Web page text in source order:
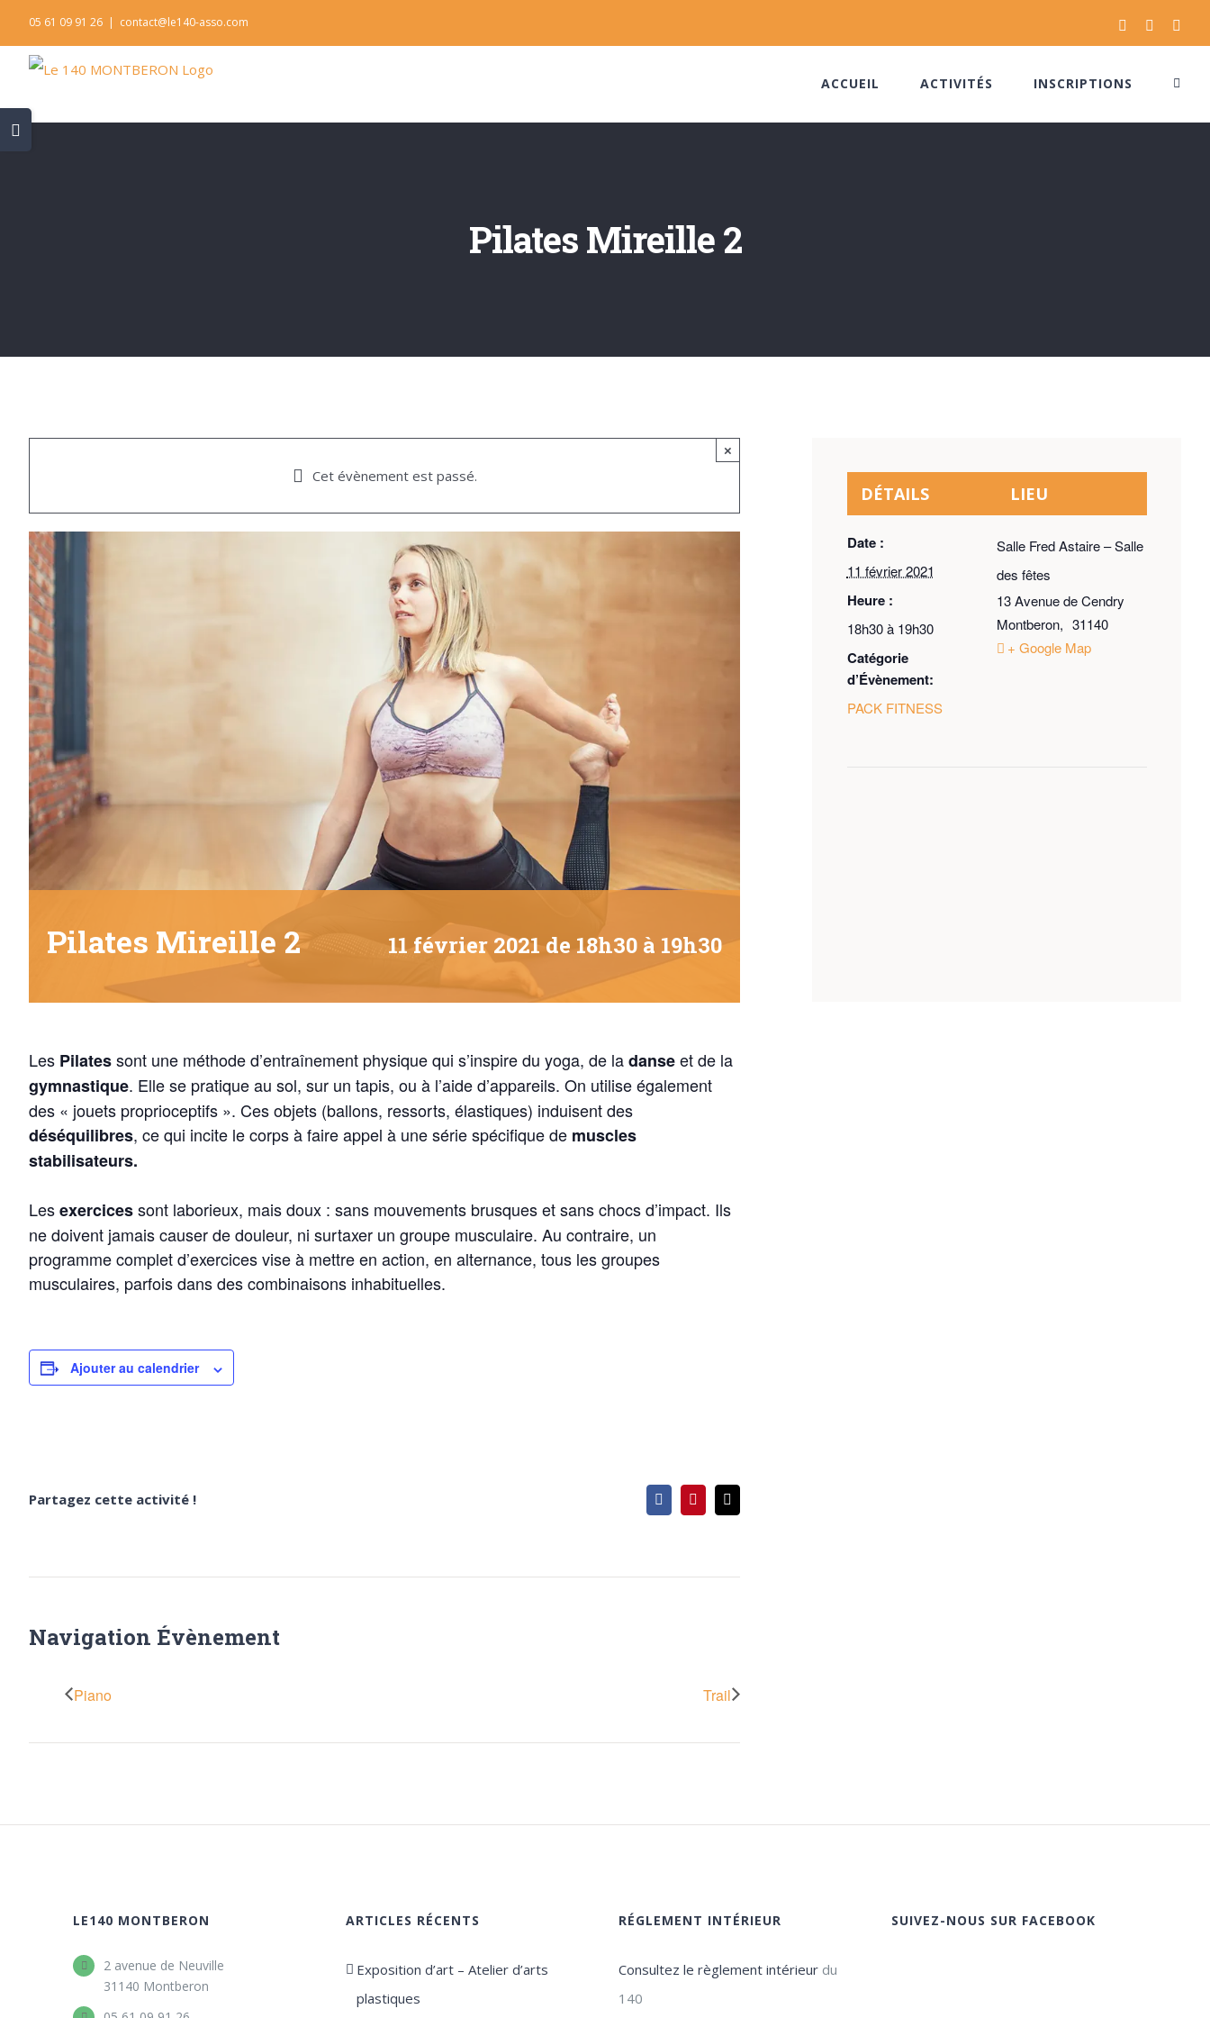
to
content
05 61 09 91 26 | contact@le140-asso.com FacebookInstagram
ACCUEIL ACTIVITÉS INSCRIPTIONS
Pilates Mireille 2
×
Cet évènement est passé.
Pilates Mireille 2 11 février 2021 de 18h30 à 19h30
Les Pilatessont une méthode d’entraînement physique qui s’inspire du yoga, de ladanseet de la
gymnastique. Elle se pratique au sol, sur un tapis, ou à l’aide d’appareils. On utilise également
des « jouets proprioceptifs ». Ces objets (ballons, ressorts, élastiques) induisent des
déséquilibres, ce qui incite le corps à faire appel à une série spécifique de muscles
stabilisateurs.
Lesexercicessont laborieux, mais doux : sans mouvements brusques et sans chocs d’impact. Ils
ne doivent jamais causer de douleur, ni surtaxer un groupe musculaire. Au contraire, un
programme complet d’exercices vise à mettre en action, en alternance, tous les groupes
musculaires, parfois dans des combinaisons inhabituelles.
Ajouter au calendrier
Partagez cette activité ! FacebookPinterest
Navigation Évènement
Piano Trail
DÉTAILS
Date :
11 février 2021
Heure :
18h30 à 19h30
Catégorie
d’Évènement:
PACK FITNESS
LIEU
Salle Fred Astaire – Salle
des fêtes
13 Avenue de Cendry
Montberon, 31140
+ Google Map
LE140 MONTBERON
2 avenue de Neuville
31140 Montberon
ARTICLES RÉCENTS
Exposition d’art – Atelier d’arts
plastiques
RÉGLEMENT INTÉRIEUR
Consultez le règlement intérieurdu
140
SUIVEZ-NOUS SUR FACEBOOK
Toggle
Sliding